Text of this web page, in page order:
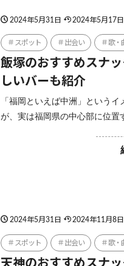
2024年5月31日 2024年5月17日
スポット 出会い 歌・
飯塚のおすすめスナ
しいバーも紹介
「福岡といえば中洲」という
が、実は福岡県の中心部に位置
2024年5月31日 2024年11月8日
スポット 出会い 歌・
天神のおすすめスナ